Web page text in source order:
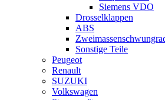
Siemens VDO
Drosselklappen
ABS
Sonstige Teile
Peugeot
Renault
SUZUKI
Volkswagen